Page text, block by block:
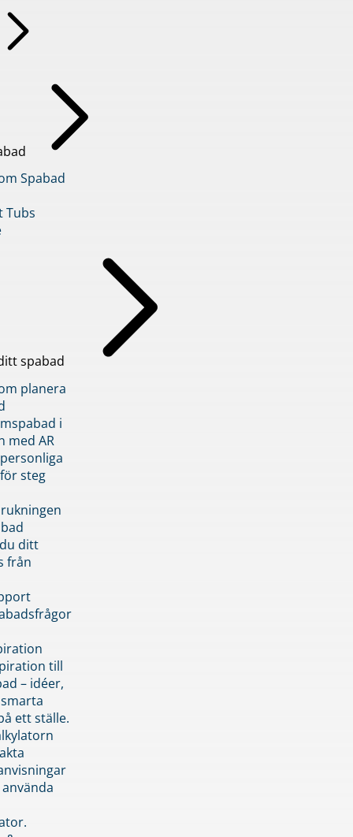
Spabad
Tubs
spabad
planera
i
med AR
steg
ditt
från
till
– idéer,
ett ställe.